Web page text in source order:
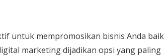
untuk mempromosikan bisnis Anda baik
marketing dijadikan opsi yang paling